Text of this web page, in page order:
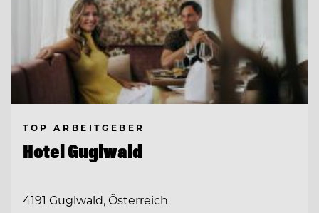
TOP ARBEITGEBER
Hotel Guglwald
4191 Guglwald, Österreich